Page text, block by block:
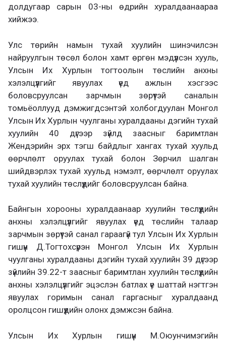
долдугаар сарын 03-ны өдрийн хуралдаанаараа
хийжээ.
Улс төрийн намын тухай хуулийн шинэчилсэн
найруулгын төсөл болон хамт өргөн мэдүүлсэн хууль,
Улсын Их Хурлын тогтоолын төслийн анхны
хэлэлцүүлгийг явуулах үед ажлын хэсгээс
боловсруулсан зарчмын зөрүүтэй саналын
томьёоллууд дэмжигдсэнтэй холбогдуулан Монгол
Улсын Их Хурлын чуулганы хуралдааны дэгийн тухай
хуулийн 40 дүгээр зүйлд заасныг баримтлан
Жендэрийн эрх тэгш байдлыг хангах тухай хуульд
өөрчлөлт оруулах тухай болон Зөрчил шалган
шийдвэрлэх тухай хуульд нэмэлт, өөрчлөлт оруулах
тухай хуулийн төслүүдийг боловсруулсан байна.
Байнгын хорооны хуралдаанаар хуулийн төслүүдийн
анхны хэлэлцүүлгийг явуулах үед төслийн талаар
зарчмын зөрүүтэй санал гараагүй тул Улсын Их Хурлын
гишүүн Д.Тогтохсүрэн Монгол Улсын Их Хурлын
чуулганы хуралдааны дэгийн тухай хуулийн 39 дүгээр
зүйлийн 39.22-т заасныг баримтлан хуулийн төслүүдийн
анхны хэлэлцүүлгийг эцэслэн батлах үе шаттай нэгтгэн
явуулах горимын санал гаргасныг хуралдаанд
оролцсон гишүүдийн олонх дэмжсэн байна.
Улсын Их Хурлын гишүүн М.Оюунчимэгийн